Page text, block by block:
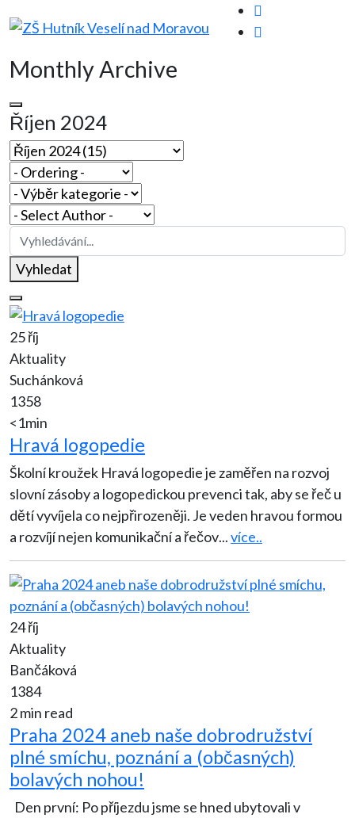
Monthly Archive
Říjen 2024
Vyhledat
25 říj
Aktuality
Suchánková
1358
<1min
Hravá logopedie
Školní kroužek Hravá logopedie je zaměřen na rozvoj
slovní zásoby a logopedickou prevenci tak, aby se řeč u
dětí vyvíjela co nejpřirozeněji. Je veden hravou formou
a rozvíjí nejen komunikační a řečov...více..
24 říj
Aktuality
Bančáková
1384
2 min read
Praha 2024 aneb naše dobrodružství
plné smíchu, poznání a (občasných)
bolavých nohou!